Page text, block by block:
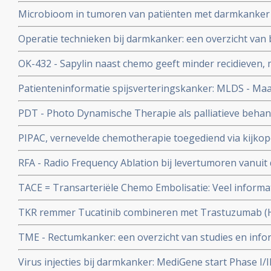
zowel lokale als regionale chemo
Microbioom in tumoren van patiënten met
bij eerste diagnose op jonge leeftijd (45-min) of op
darmkanker krijgen
Operatie technieken bij darmkanker: een overzicht
ontwikkelingen
OK-432 - Sapylin naast chemo geeft minder
lever bij een recidief en betere drie jaars overleving
stadium II en III
Patienteninformatie spijsverteringskanker: MLDS -
SPKS geven informatie over darmkanker,
1
PDT - Photo Dynamische Therapie als palliatieve
galwegenkanker verlengt mediane overleving van 7
uit kleinschalige maar wel gerandomiseerde
PIPAC, vernevelde chemotherapie toegediend via
tumoren in het buikvlies en buikholte geeft ook bij
RFA - Radio Frequency Ablation bij levertumoren
van kanker. Een overzicht.
TACE = Transarteriële Chemo Embolisatie: Veel
elkaar gezet in 1 artikelenreeks, waar ook informatie
Institial Tumor Therapy
TKR remmer Tucatinib combineren met Trastuzumab
resultaten te geven bij darmkankerpatienten met
TME - Rectumkanker: een overzicht van studies en
Mesorectale Exicisie
Virus injecties bij darmkanker: MediGene start Phase